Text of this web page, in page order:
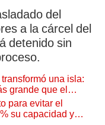
del
a la cárcel del
detenido sin
una isla:
grande que el
para evitar el
su capacidad y